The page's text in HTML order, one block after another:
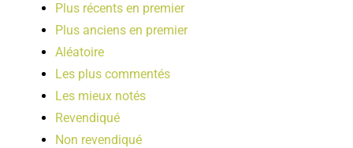
Plus récents en premier
Plus anciens en premier
Aléatoire
Les plus commentés
Les mieux notés
Revendiqué
Non revendiqué